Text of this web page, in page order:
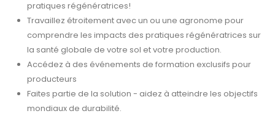
pratiques régénératrices!
Travaillez étroitement avec un ou une agronome pour
comprendre les impacts des pratiques régénératrices sur
la santé globale de votre sol et votre production.
Accédez à des événements de formation exclusifs pour
producteurs
Faites partie de la solution - aidez à atteindre les objectifs
mondiaux de durabilité.